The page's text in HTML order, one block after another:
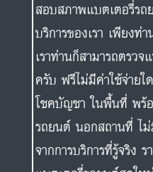
สอบสภาพแบตเตอรี่ร
บริการของเรา เพียงท่
เราท่านก็สามารถตรว
ครับ ฟรีไม่มีค่าใช้จ่าย
โชคบัญชา ในพื้นที่ พร้
รถยนต์ นอกสถานที่ ไ
จากการบริการที่รู้จริง